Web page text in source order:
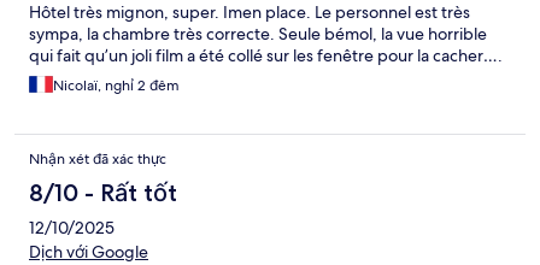
Hôtel très mignon, super. Imen place. Le personnel est très
sympa, la chambre très correcte. Seule bémol, la vue horrible
qui fait qu’un joli film a été collé sur les fenêtre pour la cacher….
Nicolaï, nghỉ 2 đêm
Nhận xét đã xác thực
8/10 - Rất tốt
12/10/2025
Dịch với Google